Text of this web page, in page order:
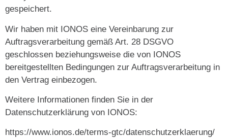
gespeichert.
Wir haben mit IONOS eine Vereinbarung zur
Auftragsverarbeitung gemäß Art. 28 DSGVO
geschlossen beziehungsweise die von IONOS
bereitgestellten Bedingungen zur Auftragsverarbeitung in
den Vertrag einbezogen.
Weitere Informationen finden Sie in der
Datenschutzerklärung von IONOS:
https://www.ionos.de/terms-gtc/datenschutzerklaerung/